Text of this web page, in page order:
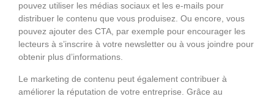
pouvez utiliser les médias sociaux et les e-mails pour
distribuer le contenu que vous produisez. Ou encore, vous
pouvez ajouter des CTA, par exemple pour encourager les
lecteurs à s’inscrire à votre newsletter ou à vous joindre pour
obtenir plus d’informations.
Le marketing de contenu peut également contribuer à
améliorer la réputation de votre entreprise. Grâce au